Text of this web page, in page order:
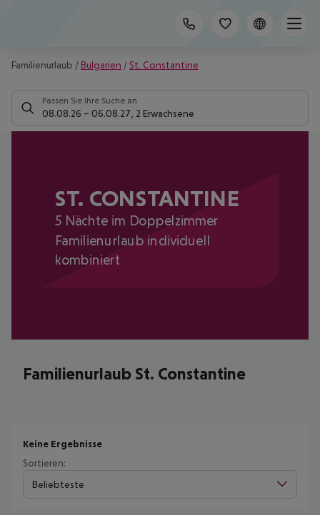
Familienurlaub / Bulgarien / St. Constantine
Passen Sie Ihre Suche an
08.08.26 – 06.08.27 2 Erwachsene
ST. CONSTANTINE
5 Nächte im Doppelzimmer
Familienurlaub individuell
kombiniert
Familienurlaub St. Constantine
Keine Ergebnisse
Sortieren:
Beliebteste